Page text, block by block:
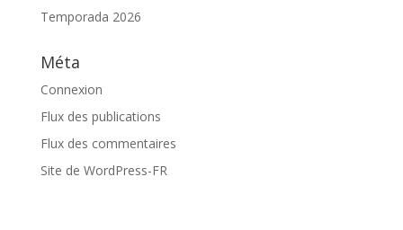
Temporada 2026
Méta
Connexion
Flux des publications
Flux des commentaires
Site de WordPress-FR